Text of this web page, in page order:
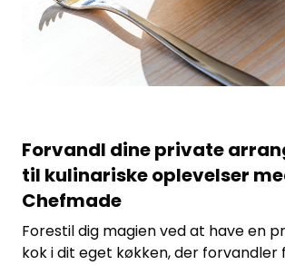
Forvandl dine private
til kulinariske oplevelser
Chefmade
Forestil dig magien ved at have en
kok i dit eget køkken, der forvandler